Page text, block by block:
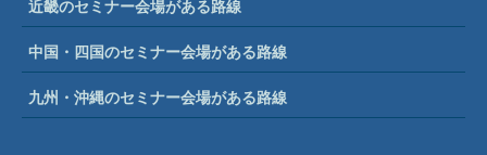
近畿のセミナー会場がある路線
中国・四国のセミナー会場がある路線
九州・沖縄のセミナー会場がある路線